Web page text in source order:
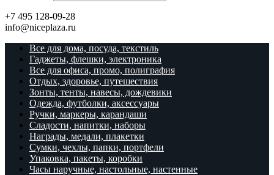
+7 495 128-09-28
info@niceplaza.ru
Все для дома, посуда, текстиль
Гаджеты, флешки, электроника
Все для офиса, промо, полиграфия
Отдых, здоровье, путешествия
Зонты, тенты, навесы, дождевики
Одежда, футболки, аксессуары
Ручки, маркеры, карандаши
Сладости, напитки, наборы
Награды, медали, плакетки
Сумки, чехлы, папки, портфели
Упаковка, пакеты, коробки
Часы наручные, настольные, настенные